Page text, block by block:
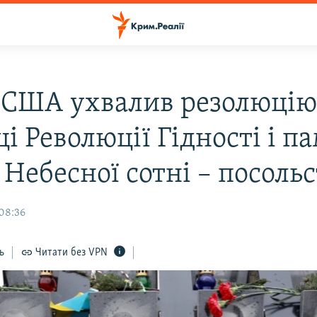
ухвалив резолюцію
Революції Гідності і
Небесної сотні –
Читати без VPN